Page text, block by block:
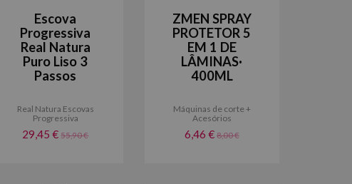
Escova
Progressiva
Real Natura
Puro Liso 3
Passos
Real Natura Escovas
Progressiva
29,45 €55,90 €
ZMEN SPRAY
PROTETOR 5
EM 1 DE
LÂMINAS·
400ML
Máquinas de corte +
Acesórios
6,46 € 8,00 €